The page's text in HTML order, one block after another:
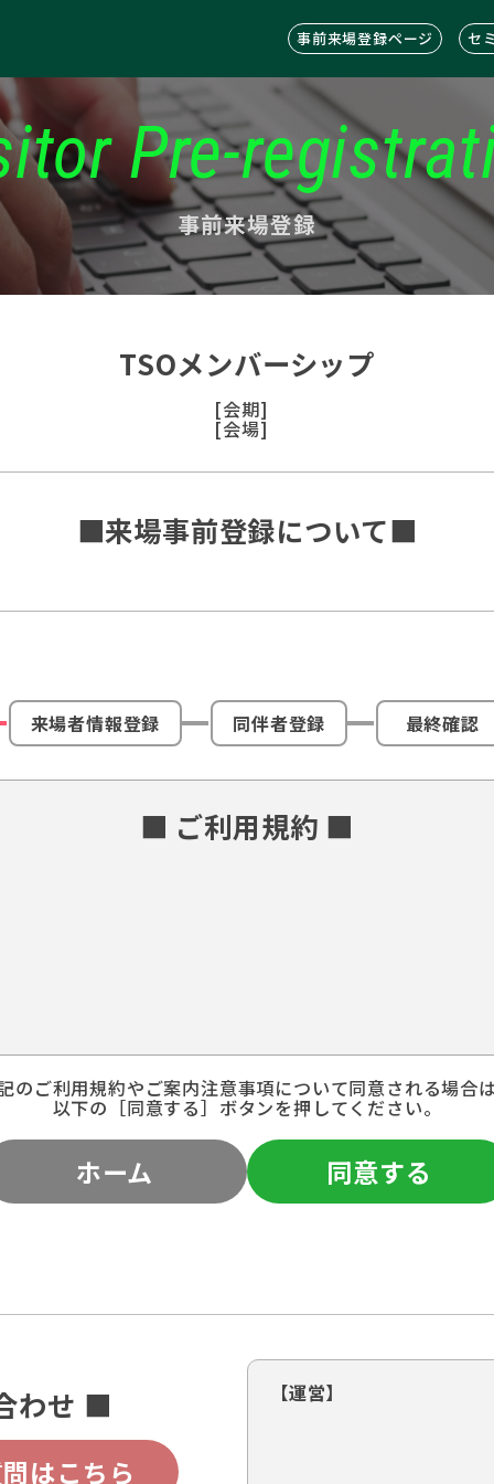
事前来場登録ページ セ
Pre-
事前来場登録
TSOメンバーシップ
[会期]
[会場]
■来場事前登録について■
来場者情報登録 同伴者登録 最終確認
■ ご利用規約 ■
のご利用規約やご案内注意事項について同意される場合
以下の［同意する］ボタンを押してください。
ホーム 同意する
わせ ■
はこちら
【運営】